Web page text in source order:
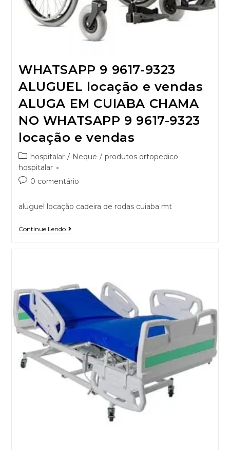
WHATSAPP 9 9617-9323
ALUGUEL locação e vendas
ALUGA EM CUIABA CHAMA
NO WHATSAPP 9 9617-9323
locação e vendas
hospitalar / Neque / produtos ortopedico
hospitalar
0 comentário
aluguel locação cadeira de rodas cuiaba mt
Continue Lendo